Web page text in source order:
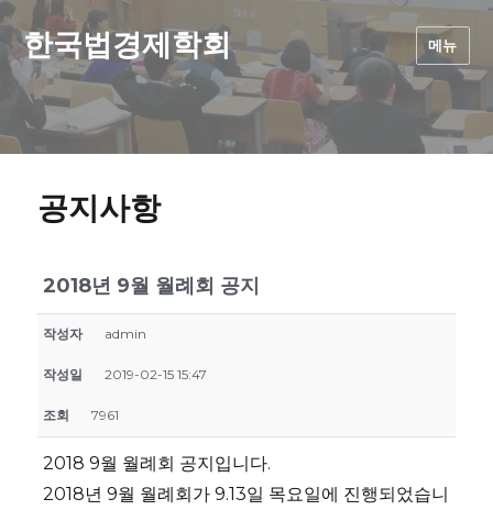
한국법경제학회 메뉴
공지사항
2018년 9월 월례회 공지
작성자 admin
작성일 2019-02-15 15:47
조회 7961
2018 9월 월례회 공지입니다.
2018년 9월 월례회가 9.13일 목요일에 진행되었습니